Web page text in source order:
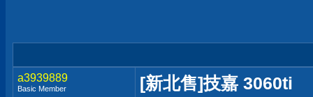
a3939889
Basic Member [新北售]技嘉 3060ti